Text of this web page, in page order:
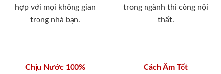
hợp với mọi không gian
trong nhà bạn.
trong ngành thi công nội
thất.
Chịu Nước 100% Cách Âm Tốt